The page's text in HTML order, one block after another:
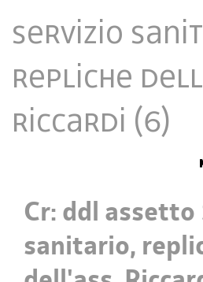
Servizio
repliche
Riccardi (6)
Cr: ddl assetto
sanitario,